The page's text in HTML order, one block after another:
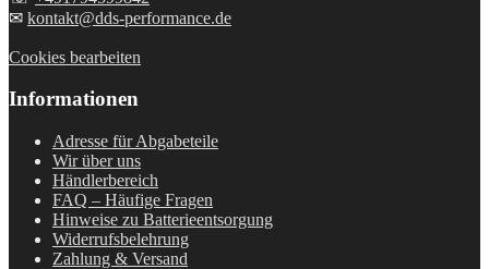
✉ kontakt@dds-performance.de
Cookies bearbeiten
Informationen
Adresse für Abgabeteile
Wir über uns
Händlerbereich
FAQ – Häufige Fragen
Hinweise zu Batterieentsorgung
Widerrufsbelehrung
Zahlung & Versand